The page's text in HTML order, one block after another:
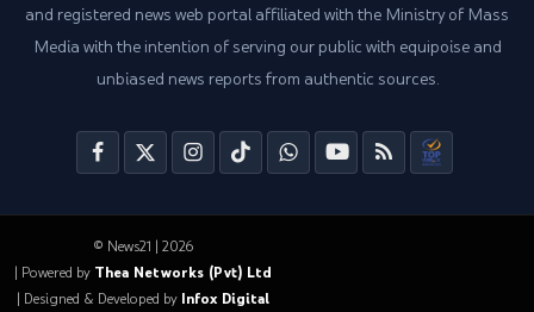
and registered news web portal affiliated with the Ministry of Mass
Media with the intention of serving our public with equipoise and
unbiased news reports from authentic sources.
© News21 | 2026
| Powered by Thea Networks (Pvt) Ltd
| Designed & Developed by Infox Digital